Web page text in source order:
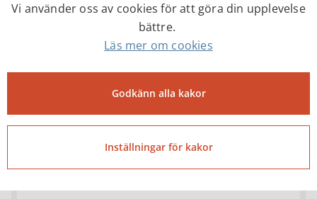
Ekonomichef
Vi använder oss av cookies för att göra din upplevelse
bättre.
Läs mer om cookies
Godkänn alla kakor
Inställningar för kakor